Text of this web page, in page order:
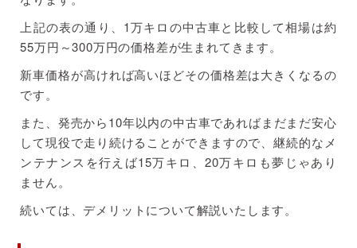
上記の表の通り、1万キロの中古車と比較して相場は約
55万円～300万円の価格差が生まれてきます。
新車価格が高ければ高いほどその価格差は大きくなるの
です。
また、発売から10年以内の中古車であればまだまだ安心
して現役で走り続けることができますので、継続的なメ
ンテナンスを行えば15万キロ、20万キロも夢じゃあり
ません。
続いては、デメリットについて解説いたします。